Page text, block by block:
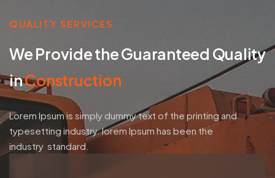
QUALITY SERVICES
We Provide the Guaranteed Quality
inConstruction
Lorem Ipsum is simply dummy text of the printing and
typesetting industry. lorem Ipsum has been the
industry standard.